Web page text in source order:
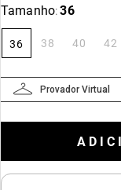
Tamanho: 36
36 38 40 42
Provador Virtual